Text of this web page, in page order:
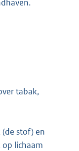
tabak,
stof) en
lichaam